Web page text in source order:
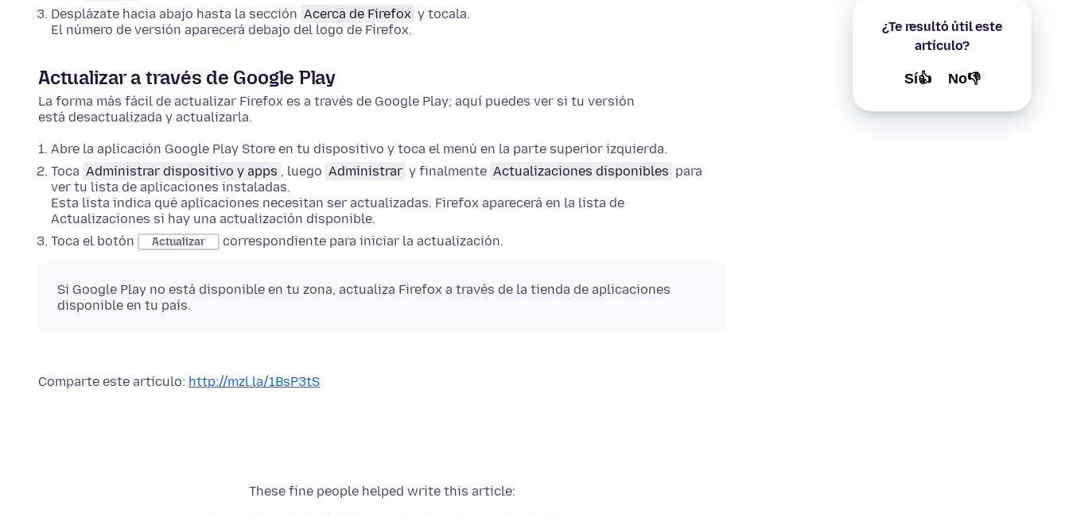
¿Te resultó útil este
artículo?
Sí👍 No👎
Desplázate hacia abajo hasta la sección Acerca de Firefox y tocala.
El número de versión aparecerá debajo del logo de Firefox.
Actualizar a través de Google Play
La forma más fácil de actualizar Firefox es a través de Google Play; aquí puedes ver si tu versión
está desactualizada y actualizarla.
Abre la aplicación Google Play Store en tu dispositivo y toca el menú en la parte superior izquierda.
Toca Administrar dispositivo y apps , luego Administrar y finalmente Actualizaciones disponibles para
ver tu lista de aplicaciones instaladas.
Esta lista indica qué aplicaciones necesitan ser actualizadas. Firefox aparecerá en la lista de
Actualizaciones si hay una actualización disponible.
Toca el botón
Actualizar correspondiente para iniciar la actualización.
Si Google Play no está disponible en tu zona, actualiza Firefox a través de la tienda de aplicaciones
disponible en tu país.
Comparte este artículo: http://mzl.la/1BsP3tS
These fine people helped write this article: